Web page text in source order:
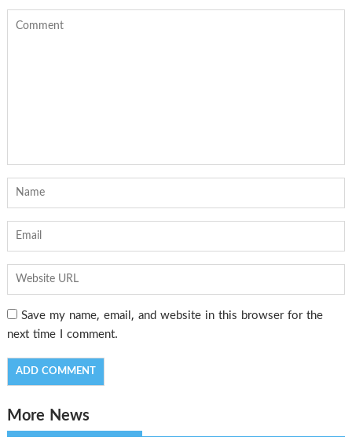
Save my name, email, and website in this browser for the
next time I comment.
More News